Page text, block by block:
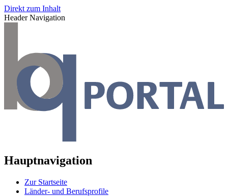
Direkt zum Inhalt
Header Navigation
Hauptnavigation
Zur Startseite
Länder- und Berufsprofile